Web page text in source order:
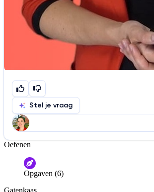
Stel je vraag
Help ons de video te verbeteren
De audio is slecht
Informatie is onjuist
Oefenen
Opgaven (6)
Gatenkaas